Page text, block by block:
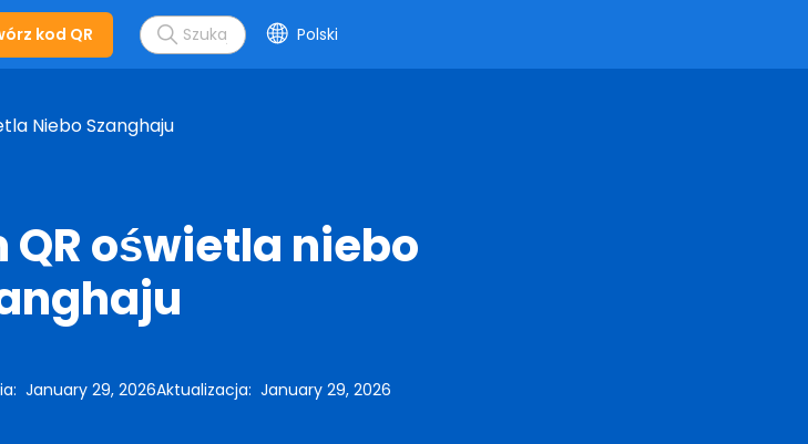
kod QR Polski
Niebo Szanghaju
QR oświetla niebo
: January 29, 2026Aktualizacja: January 29, 2026